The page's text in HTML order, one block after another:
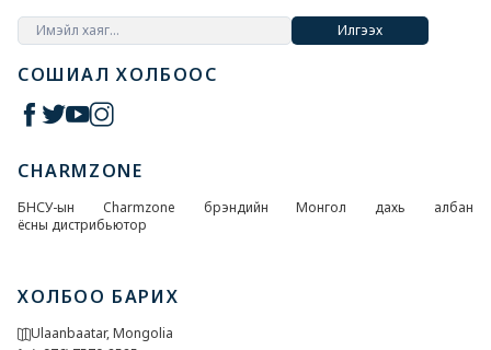
Илгээх
СОШИАЛ ХОЛБООС
CHARMZONE
БНСУ-ын Charmzone брэндийн Монгол дахь албан
ёсны дистрибьютор
ХОЛБОО БАРИХ
Ulaanbaatar, Mongolia